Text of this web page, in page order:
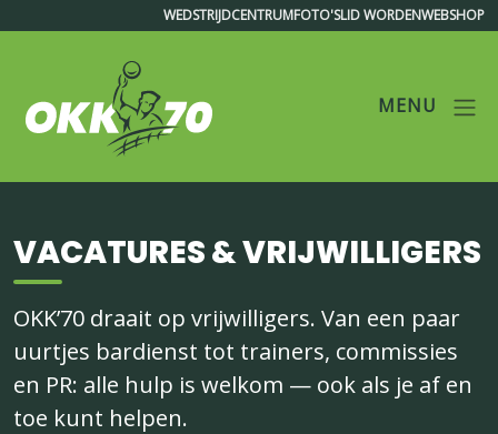
WEDSTRIJDCENTRUMFOTO'SLID WORDENWEBSHOP
OKK'70
MENU
VACATURES & VRIJWILLIGERS
OKK’70 draait op vrijwilligers. Van een paar
uurtjes bardienst tot trainers, commissies
en PR: alle hulp is welkom — ook als je af en
toe kunt helpen.